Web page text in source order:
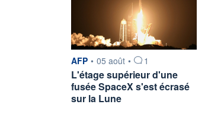
information fournie par
AFP • 05 août • 1
L'étage supérieur d'une
fusée SpaceX s'est écrasé
sur la Lune